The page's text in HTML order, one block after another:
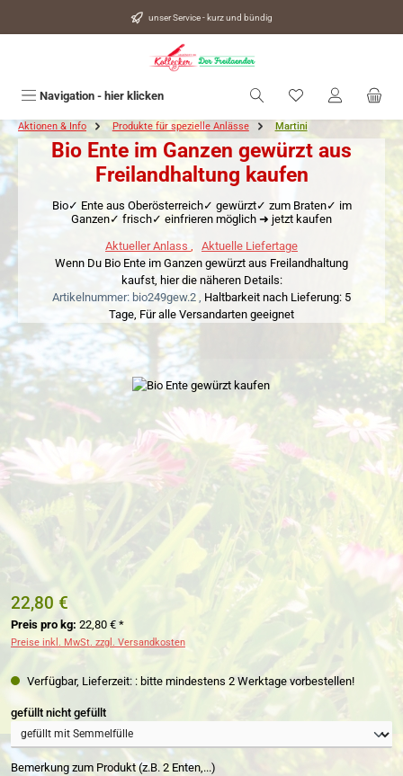
unser Service - kurz und bündig
Navigation - hier klicken Du hast 0
Aktionen & Info Produkte für spezielle Anlässe Martini
Bio Ente im Ganzen gewürzt aus
Freilandhaltung kaufen
Bio✓ Ente aus Oberösterreich✓ gewürzt✓ zum Braten✓ im
Ganzen✓ frisch✓ einfrieren möglich ➜ jetzt kaufen
Aktueller Anlass
Aktuelle Liefertage
Wenn Du Bio Ente im Ganzen gewürzt aus Freilandhaltung
kaufst, hier die näheren Details:
Artikelnummer: bio249gew.2 , Haltbarkeit nach Lieferung: 5
Tage, Für alle Versandarten geeignet
Bildergalerie überspringen
22,80 €
Preis pro kg: 22,80 € *
Preise inkl. MwSt. zzgl. Versandkosten
Verfügbar, Lieferzeit: : bitte mindestens 2 Werktage vorbestellen!
gefüllt nicht gefülltauswählen
Bemerkung zum Produkt (z.B. 2 Enten,...)